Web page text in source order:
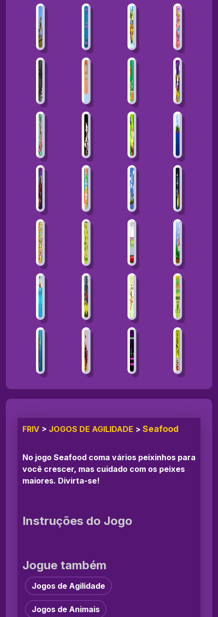
FRIV > JOGOS DE AGILIDADE > Seafood
No jogo Seafood coma vários peixinhos para
você crescer, mas cuidado com os peixes
maiores. Divirta-se!
Instruções do Jogo
Jogue também
Jogos de Agilidade
Jogos de Animais